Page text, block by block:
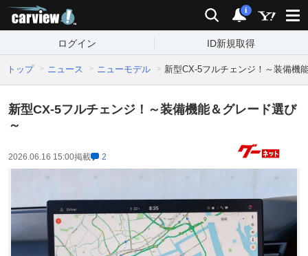
検索 通知
i
ログイン ID新規取得
トップ ニュース ニューモデル 新型CX-5フルチェンジ！～装備機
新型CX-5フルチェンジ！～装備機能＆グレード選び
～
2026.06.16 15:00掲載 2